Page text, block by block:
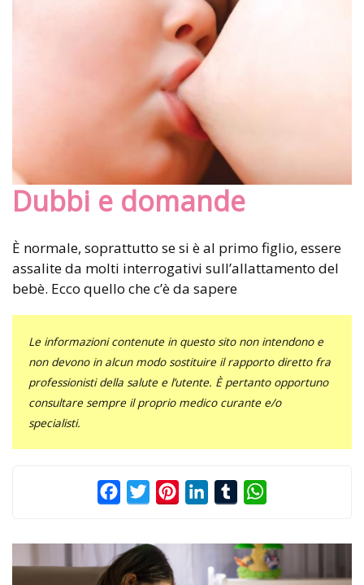
Dubbi e domande
È normale, soprattutto se si è al primo figlio, essere
assalite da molti interrogativi sull’allattamento del
bebè. Ecco quello che c’è da sapere
Le informazioni contenute in questo sito non intendono e
non devono in alcun modo sostituire il rapporto diretto fra
professionisti della salute e l’utente. È pertanto opportuno
consultare sempre il proprio medico curante e/o
specialisti.
FacebookTwitterPinterestLinkedInTumblr